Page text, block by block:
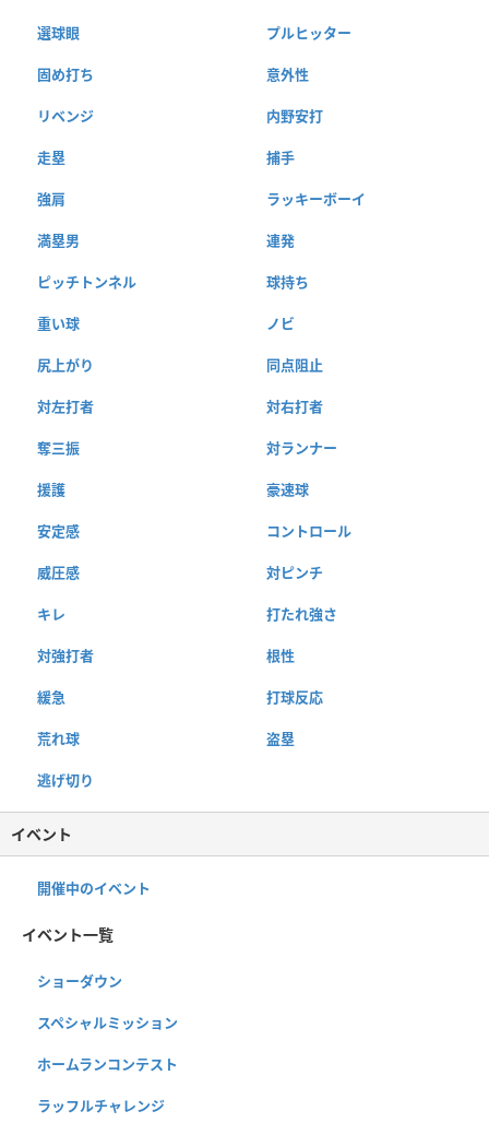
選球眼 プルヒッター
固め打ち 意外性
リベンジ 内野安打
走塁 捕手
強肩 ラッキーボーイ
満塁男 連発
ピッチトンネル 球持ち
重い球 ノビ
尻上がり 同点阻止
対左打者 対右打者
奪三振 対ランナー
援護 豪速球
安定感 コントロール
威圧感 対ピンチ
キレ 打たれ強さ
対強打者 根性
緩急 打球反応
荒れ球 盗塁
逃げ切り
イベント
開催中のイベント
イベント一覧
ショーダウン
スペシャルミッション
ホームランコンテスト
ラッフルチャレンジ